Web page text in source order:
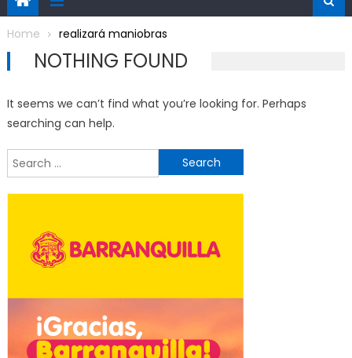
Home realizará maniobras
NOTHING FOUND
It seems we can’t find what you’re looking for. Perhaps
searching can help.
for: